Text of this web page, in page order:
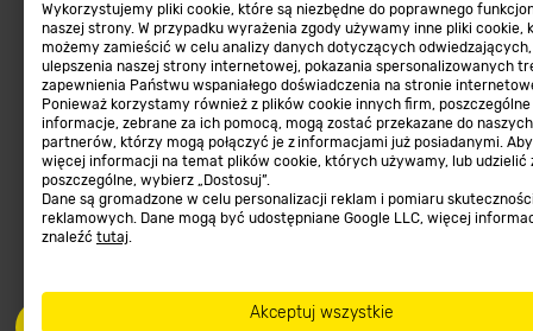
Wykorzystujemy pliki cookie, które są niezbędne do poprawnego
naszej strony. W przypadku wyrażenia zgody używamy inne pliki cookie,
możemy zamieścić w celu analizy danych dotyczących odwiedzających,
ulepszenia naszej strony internetowej, pokazania spersonalizowanych
zapewnienia Państwu wspaniałego doświadczenia na stronie
Ponieważ korzystamy również z plików cookie innych firm, poszczególne
informacje, zebrane za ich pomocą, mogą zostać przekazane do naszych
partnerów, którzy mogą połączyć je z informacjami już posiadanymi.
więcej informacji na temat plików cookie, których używamy, lub udzielić
poszczególne, wybierz „Dostosuj”.
Dane są gromadzone w celu personalizacji reklam i pomiaru
reklamowych. Dane mogą być udostępniane Google LLC, więcej
znaleźć tutaj.
Akceptuj wszystkie
Farby wewnętrzne białe
Elektryka
Panele
Elektronarzędzia
Płytki
Panele podłogowe
Płyty OSB/HDF
zgodności towaru z
Program Brico PRO
Regulaminy
Regulaminy
Polityka prywatności